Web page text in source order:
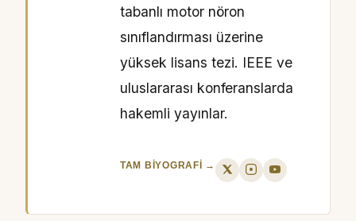
tabanlı motor nöron
sınıflandırması üzerine
yüksek lisans tezi. IEEE ve
uluslararası konferanslarda
hakemli yayınlar.
TAM BIYOGRAFI →